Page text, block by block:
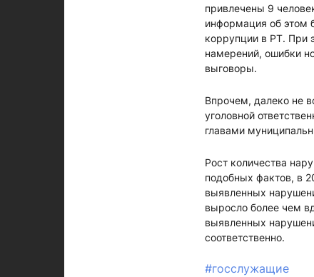
привлечены 9
информация об этом
коррупции в РТ. При
намерений, ошибки
выговоры.
Впрочем, далеко не
уголовной
главами
Рост количества
подобных фактов, в
выявленных
выросло более чем
выявленных
соответственно.
#госслужащие